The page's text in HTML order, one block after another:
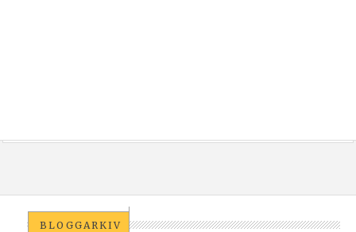
BLOGGARKIV